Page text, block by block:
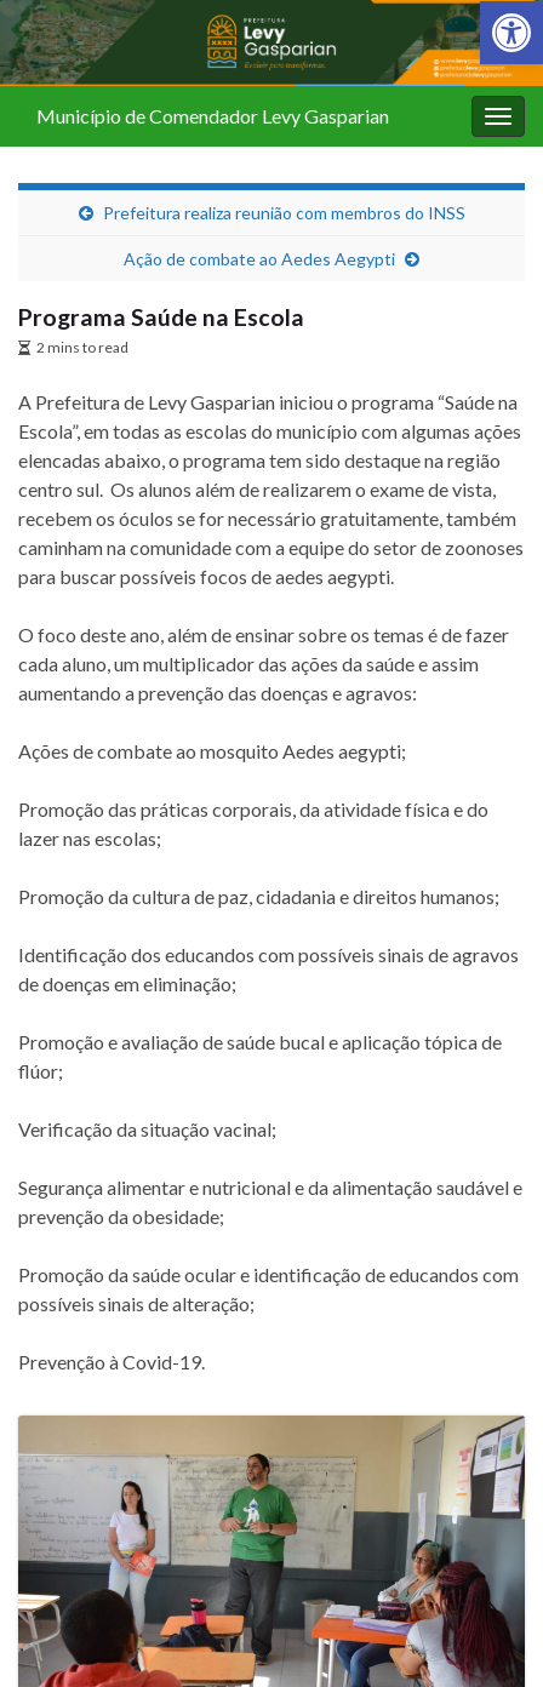
Barra de
Município de Comendador Levy Gasparian
Prefeitura realiza reunião com membros do INSS
Ação de combate ao Aedes Aegypti
Programa Saúde na Escola
2 mins to read
A Prefeitura de Levy Gasparian iniciou o programa “Saúde na
Escola”, em todas as escolas do município com algumas ações
elencadas abaixo, o programa tem sido destaque na região
centro sul. Os alunos além de realizarem o exame de vista,
recebem os óculos se for necessário gratuitamente, também
caminham na comunidade com a equipe do setor de zoonoses
para buscar possíveis focos de aedes aegypti.
O foco deste ano, além de ensinar sobre os temas é de fazer
cada aluno, um multiplicador das ações da saúde e assim
aumentando a prevenção das doenças e agravos:
Ações de combate ao mosquito Aedes aegypti;
Promoção das práticas corporais, da atividade física e do
lazer nas escolas;
Promoção da cultura de paz, cidadania e direitos humanos;
Identificação dos educandos com possíveis sinais de agravos
de doenças em eliminação;
Promoção e avaliação de saúde bucal e aplicação tópica de
flúor;
Verificação da situação vacinal;
Segurança alimentar e nutricional e da alimentação saudável e
prevenção da obesidade;
Promoção da saúde ocular e identificação de educandos com
possíveis sinais de alteração;
Prevenção à Covid-19.